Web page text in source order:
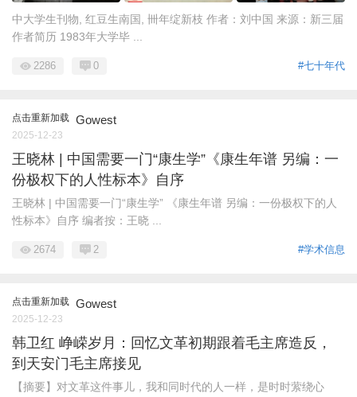
中大学生刊物, 红豆生南国, 卌年绽新枝 作者：刘中国 来源：新三届
作者简历 1983年大学毕 ...
#七十年代
2286 0
点击重新加载 Gowest
2025-12-23
王晓林 | 中国需要一门“康生学”《康生年谱 另编：一
份极权下的人性标本》自序
王晓林 | 中国需要一门“康生学” 《康生年谱 另编：一份极权下的人
性标本》自序 编者按：王晓 ...
#学术信息
2674 2
点击重新加载 Gowest
2025-12-23
韩卫红 峥嵘岁月：回忆文革初期跟着毛主席造反，
到天安门毛主席接见
【摘要】对文革这件事儿，我和同时代的人一样，是时时萦绕心